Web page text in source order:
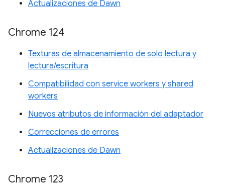
Actualizaciones de Dawn
Chrome 124
Texturas de almacenamiento de solo lectura y
lectura/escritura
Compatibilidad con service workers y shared
workers
Nuevos atributos de información del adaptador
Correcciones de errores
Actualizaciones de Dawn
Chrome 123